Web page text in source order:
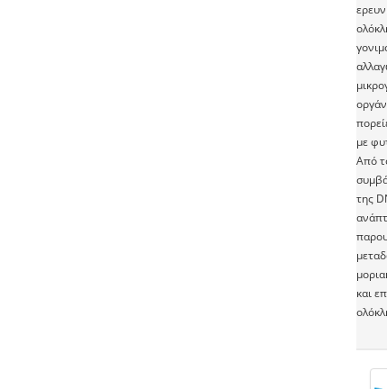
με
Από
της
και